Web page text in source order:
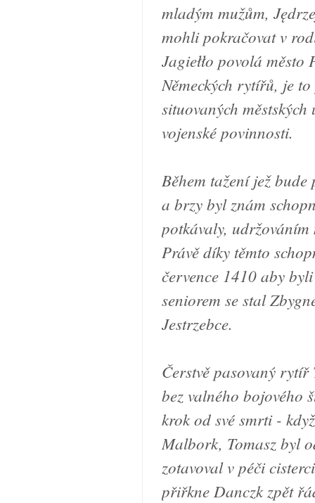
mladým mužům,
mohli pokračovat v
Jagiełło povolá
Německých rytířů, je
situovaných
vojenské povinnosti.
Během tažení jež
a brzy byl znám
potkávaly,
Právě díky těmto
července 1410 aby
seniorem se stal
Jestrzebce.
Čerstvě pasovaný
bez valného bojového
krok od své smrti -
Malbork, Tomasz byl
zotavoval v péči
přiřkne Danczk zpět